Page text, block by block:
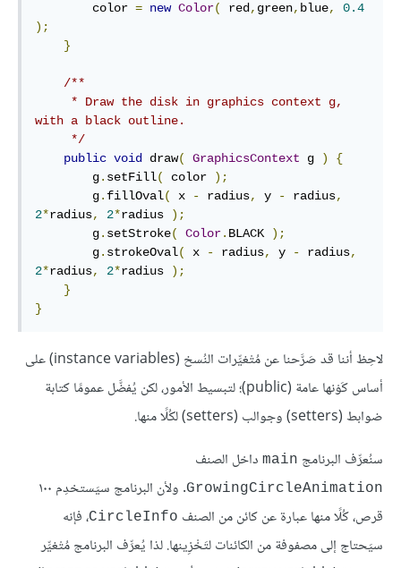
        color
= new Color( red, green, blue,
0.4
);
}
/**
with a black outline.
     */
public void draw( GraphicsContext g )
{
        g
. setFill( color
);
        g
. fillOval( x - radius, y - radius,
2*radius, 2*radius
);
        g
. setStroke( Color. BLACK );
        g
. strokeOval( x - radius, y - radius,
2*radius, 2*radius
);
}
}
لاحِظ أننا قد صَرَّحنا عن مُتْغيِّرات النُسخ (instance variables) على
أساس كَوْنها عامة (public)؛ لتبسيط الأمور، لكن يُفضَّل عمومًا كتابة
ضوابط (setters) وجوالب (setters) لكُلًا منها.
سنُعرِّف البرنامج main داخل الصنف
GrowingCircleAnimation
. ولأن البرنامج سيَستخدِم ١٠٠
قرص، كُلًا منها عبارة عن كائن من الصنف CircleInfo، فإنه
سيَحتاج إلى مصفوفة من الكائنات لتَخْزِينها. لذا يُعرِّف البرنامج مُتْغيِّر